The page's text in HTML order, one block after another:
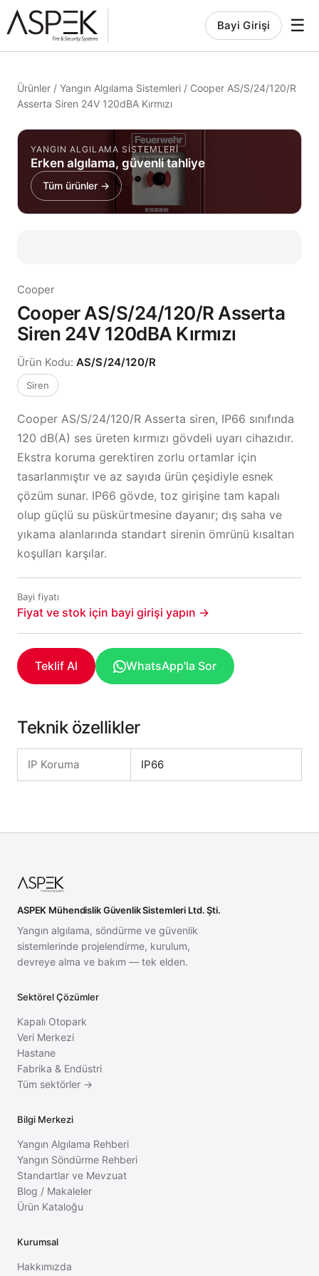
Bayi Girişi ☰
Ürünler / Yangın Algılama Sistemleri / Cooper AS/S/24/120/R
Asserta Siren 24V 120dBA Kırmızı
YANGIN ALGILAMA SISTEMLERI
Erken algılama, güvenli tahliye
Tüm ürünler →
Cooper
Cooper AS/S/24/120/R Asserta
Siren 24V 120dBA Kırmızı
Ürün Kodu: AS/S/24/120/R
Siren
Cooper AS/S/24/120/R Asserta siren, IP66 sınıfında
120 dB(A) ses üreten kırmızı gövdeli uyarı cihazıdır.
Ekstra koruma gerektiren zorlu ortamlar için
tasarlanmıştır ve az sayıda ürün çeşidiyle esnek
çözüm sunar. IP66 gövde, toz girişine tam kapalı
olup güçlü su püskürtmesine dayanır; dış saha ve
yıkama alanlarında standart sirenin ömrünü kısaltan
koşulları karşılar.
Bayi fiyatı
Fiyat ve stok için bayi girişi yapın →
Teklif Al WhatsApp'la Sor
Teknik özellikler
IP Koruma IP66
ASPEK Mühendislik Güvenlik Sistemleri Ltd. Şti.
Yangın algılama, söndürme ve güvenlik
sistemlerinde projelendirme, kurulum,
devreye alma ve bakım — tek elden.
Sektörel Çözümler
Kapalı Otopark
Veri Merkezi
Hastane
Fabrika & Endüstri
Tüm sektörler →
Bilgi Merkezi
Yangın Algılama Rehberi
Yangın Söndürme Rehberi
Standartlar ve Mevzuat
Blog / Makaleler
Ürün Kataloğu
Kurumsal
Hakkımızda